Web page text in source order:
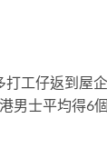
工仔返到屋
男士平均得6